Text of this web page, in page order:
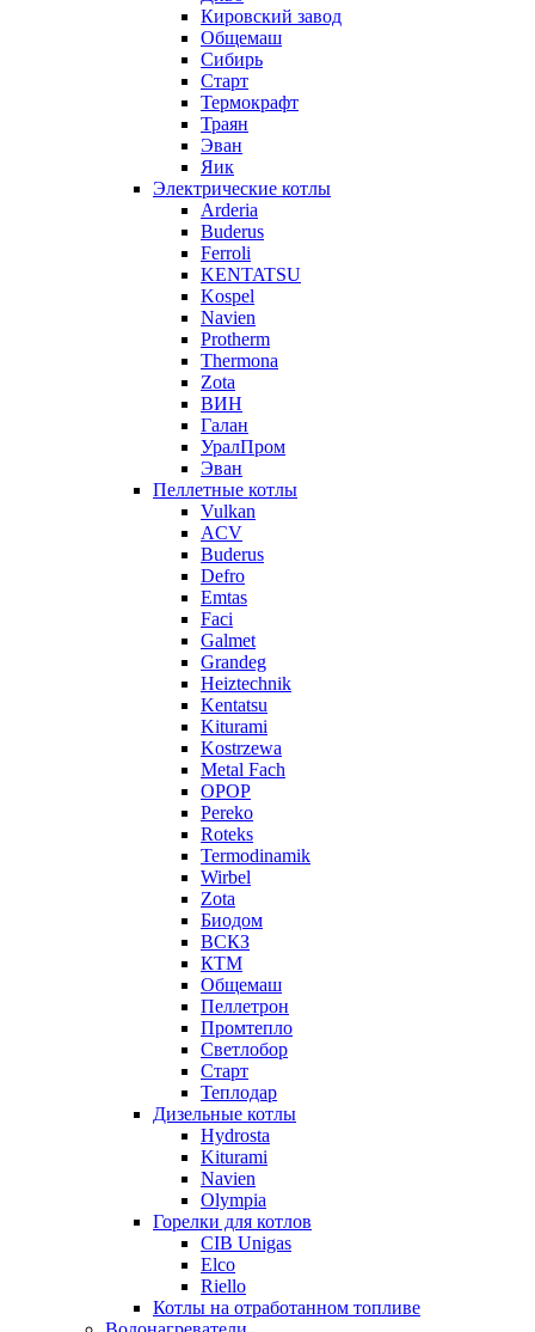
Кировский завод
Общемаш
Сибирь
Старт
Термокрафт
Траян
Эван
Яик
Электрические котлы
Arderia
Buderus
Ferroli
KENTATSU
Kospel
Navien
Protherm
Thermona
Zota
ВИН
Галан
УралПром
Эван
Пеллетные котлы
Vulkan
ACV
Buderus
Defro
Emtas
Faci
Galmet
Grandeg
Heiztechnik
Kentatsu
Kiturami
Kostrzewa
Metal Fach
OPOP
Pereko
Roteks
Termodinamik
Wirbel
Zota
Биодом
ВСКЗ
КТМ
Общемаш
Пеллетрон
Промтепло
Светлобор
Старт
Теплодар
Дизельные котлы
Hydrosta
Kiturami
Navien
Olympia
Горелки для котлов
CIB Unigas
Elco
Riello
Котлы на отработанном топливе